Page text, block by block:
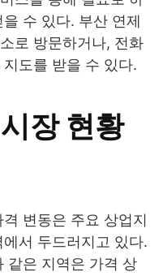
수 있다. 부산 연제
로 방문하거나, 전화
도를 받을 수 있다.
장 현황
변동은 주요 상업지
서 두드러지고 있다.
같은 지역은 가격 상